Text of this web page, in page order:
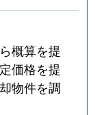
概算を提
価格を提
物件を調